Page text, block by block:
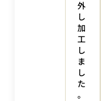
外
し
加
工
し
ま
し
た
。